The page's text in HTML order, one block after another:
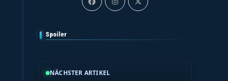
Spoiler
NÄCHSTER ARTIKEL